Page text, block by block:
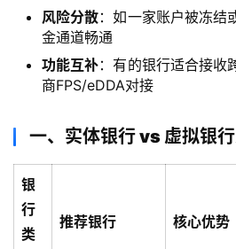
专
风险分散：如一家账户被冻结
金通道畅通
功能互补：有的银行适合接收
商FPS/eDDA对接
一、实体银行 vs 虚拟银
银
行
类
推荐银行 核心优势